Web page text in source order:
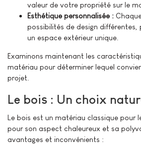
valeur de votre propriété sur le
Esthétique personnalisée :
possibilités de design
un espace extérieur unique.
Examinons maintenant les
matériau pour déterminer lequel
projet.
Le bois : Un choix
Le bois est un matériau classique pour
pour son aspect chaleureux et sa
avantages et inconvénients :